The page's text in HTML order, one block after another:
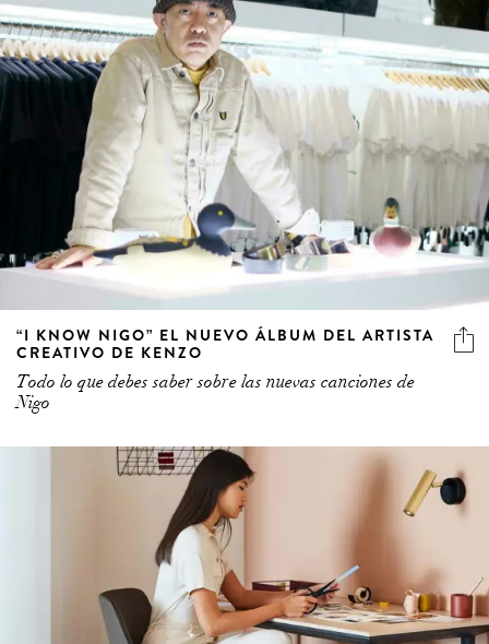
“I KNOW NIGO” EL NUEVO ÁLBUM DEL ARTISTA
CREATIVO DE KENZO
Todo lo que debes saber sobre las nuevas canciones de
Nigo